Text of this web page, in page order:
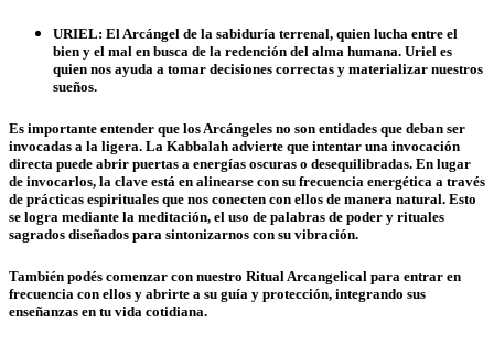
URIEL: El Arcángel de la sabiduría terrenal, quien lucha entre el
bien y el mal en busca de la redención del alma humana. Uriel es
quien nos ayuda a tomar decisiones correctas y materializar nuestros
sueños.
Es importante entender que los Arcángeles no son entidades que deban ser
invocadas a la ligera. La Kabbalah advierte que intentar una invocación
directa puede abrir puertas a energías oscuras o desequilibradas. En lugar
de invocarlos, la clave está en alinearse con su frecuencia energética a través
de prácticas espirituales que nos conecten con ellos de manera natural. Esto
se logra mediante la meditación, el uso de palabras de poder y rituales
sagrados diseñados para sintonizarnos con su vibración.
También podés comenzar con nuestro Ritual Arcangelical para entrar en
frecuencia con ellos y abrirte a su guía y protección, integrando sus
enseñanzas en tu vida cotidiana.